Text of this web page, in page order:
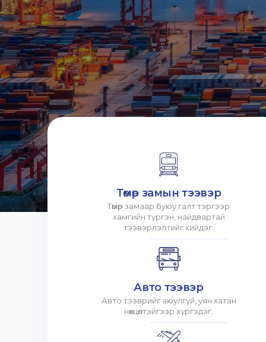
Төмөр замын тээвэр
Төмөр замаар буюу галт тэргээр
хамгийн түргэн, найдвартай
тээвэрлэлтийг хийдэг.
Авто тээвэр
Авто тээврийг аюулгүй, уян хатан
нөхцөлтэйгээр хүргэдэг.